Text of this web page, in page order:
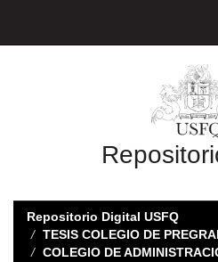
Repositorio Digital USFQ
TESIS COLEGIO DE
COLEGIO DE